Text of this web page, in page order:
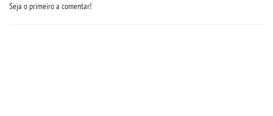
Seja o primeiro a comentar!